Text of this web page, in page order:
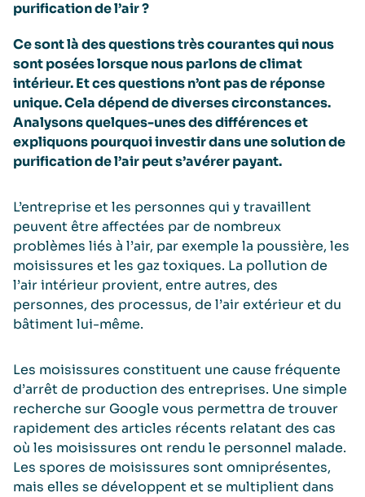
purification de l’air ?
Ce sont là des questions très courantes qui nous
sont posées lorsque nous parlons de climat
intérieur. Et ces questions n’ont pas de réponse
unique. Cela dépend de diverses circonstances.
Analysons quelques-unes des différences et
expliquons pourquoi investir dans une solution de
purification de l’air peut s’avérer payant.
L’entreprise et les personnes qui y travaillent
peuvent être affectées par de nombreux
problèmes liés à l’air, par exemple la poussière, les
moisissures et les gaz toxiques. La pollution de
l’air intérieur provient, entre autres, des
personnes, des processus, de l’air extérieur et du
bâtiment lui-même.
Les moisissures constituent une cause fréquente
d’arrêt de production des entreprises. Une simple
recherche sur Google vous permettra de trouver
rapidement des articles récents relatant des cas
où les moisissures ont rendu le personnel malade.
Les spores de moisissures sont omniprésentes,
mais elles se développent et se multiplient dans